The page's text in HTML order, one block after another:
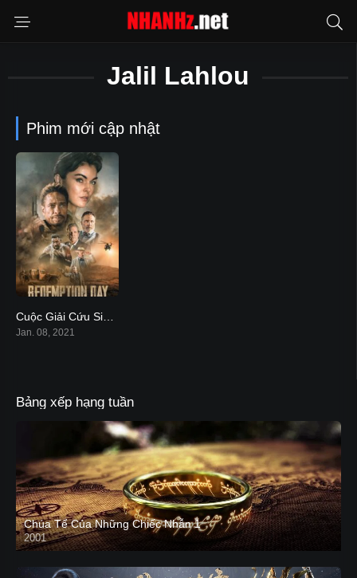
Jalil Lahlou
Phim mới cập nhật
6.2
Jan. 08, 2021
Bảng xếp hạng tuần
Chúa Tể Của Những Chiếc Nhẫn 1
2001